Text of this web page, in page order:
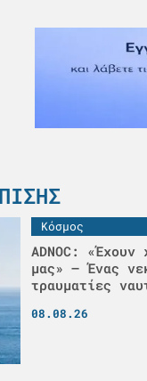
Κόσμος
ADNOC:
μας» – Ένας
τραυματίες
08.08.26